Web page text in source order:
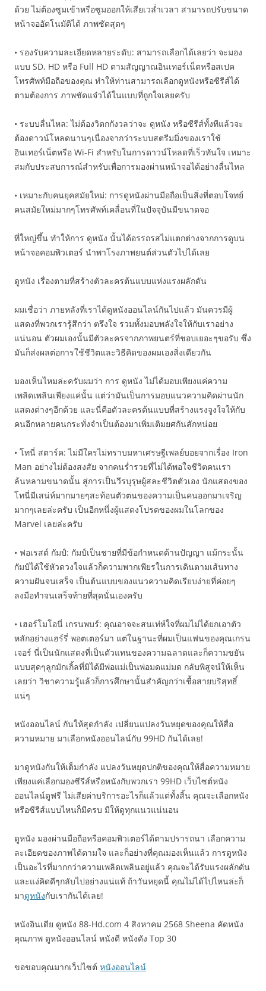
ด้วย ไม่ต้องซูมเข้าหรือซูมออกให้เสียเวล่ำเวลา สามารถปรับขนาด
หน้าจออัตโนมัติได้ ภาพชัดสุดๆ
• รองรับความละเอียดหลายระดับ: สามารถเลือกได้เลยว่า จะมอง
แบบ SD, HD หรือ Full HD ตามสัญญาณอินเทอร์เน็ตหรือสเปค
โทรศัพท์มือถือของคุณ ทำให้ท่านสามารถเลือกดูหนังหรือซีรีส์ได้
ตามต้องการ ภาพชัดแจ๋วได้ในแบบที่ถูกใจเลยครับ
• ระบบลื่นไหล: ไม่ต้องวิตกกังวลว่าจะ ดูหนัง หรือซีรีส์ทั้งทีแล้วจะ
ต้องดาวน์โหลดนานๆเนื่องจากว่าระบบสตรีมมิ่งของเราใช้
อินเทอร์เน็ตหรือ Wi-Fi สำหรับในการดาวน์โหลดที่เร็วทันใจ เหมาะ
สมกับประสบการณ์สำหรับเพื่อการมองผ่านหน้าจอได้อย่างลื่นไหล
• เหมาะกับคนยุคสมัยใหม่: การดูหนังผ่านมือถือเป็นสิ่งที่ตอบโจทย์
คนสมัยใหม่มากๆโทรศัพท์เคลื่อนที่ในปัจจุบันมีขนาดจอ
ที่ใหญ่ขึ้น ทำให้การ ดูหนัง นั้นได้อรรถรสไม่แตกต่างจากการดูบน
หน้าจอคอมพิวเตอร์ นำพาโรงภาพยนต์ส่วนตัวไปได้เลย
ดูหนัง เรื่องตามที่สร้างตัวละครต้นแบบแห่งแรงผลักดัน
ผมเชื่อว่า ภายหลังที่เราได้ดูหนังออนไลน์กันไปแล้ว มันควรมีผู้
แสดงที่พวกเรารู้สึกว่า ตรึงใจ รวมทั้งมอบพลังใจให้กับเราอย่าง
แน่นอน ตัวผมเองนั้นมีตัวละครจากภาพยนตร์ที่ชอบเยอะๆขอรับ ซึ่ง
มันก็ส่งผลต่อการใช้ชีวิตและวิธีคิดของผมเองสิ่งเดียวกัน
มองเห็นไหมล่ะครับผมว่า การ ดูหนัง ไม่ได้มอบเพียงแค่ความ
เพลิดเพลินเพียงแค่นั้น แต่ว่ามันเป็นการมอบแนวความคิดผ่านนัก
แสดงต่างๆอีกด้วย และนี่คือตัวละครต้นแบบที่สร้างแรงจูงใจให้กับ
คนอีกหลายคนกระทั่งจำเป็นต้องมาเพิ่มเติมยศกันสักหน่อย
• โทนี่ สตาร์ค: ไม่มีใครไม่ทราบมหาเศรษฐีเพลย์บอยจากเรื่อง Iron
Man อย่างไม่ต้องสงสัย จากคนร่ำรวยที่ไม่ได้พอใจชีวิตคนเรา
ล้นหลามขนาดนั้น สู่การเป็นวีรบุรุษผู้สละชีวิตตัวเอง นักแสดงของ
โทนี่มีเสน่ห์มากมายๆสะท้อนตัวตนของความเป็นคนออกมาเจริญ
มากๆเลยล่ะครับ เป็นอีกหนึ่งผู้แสดงโปรดของผมในโลกของ
Marvel เลยล่ะครับ
• ฟอเรสต์ กัมป์: กัมป์เป็นชายที่มีข้อกำหนดด้านปัญญา แม้กระนั้น
กัมป์ได้ใช้หัวดวงใจแล้วก็ความพากเพียรในการเดินตามเส้นทาง
ความฝันจนเสร็จ เป็นต้นแบบของแนวความคิดเรียบง่ายที่ค่อยๆ
ลงมือทำจนเสร็จท้ายที่สุดนั่นเองครับ
• เฮอร์โมโอนี่ เกรนพบร์: คุณอาจจะสนเท่ห์ใจที่ผมไม่ได้ยกเอาตัว
หลักอย่างแฮร์รี่ พอตเตอร์มา แต่ในฐานะที่ผมเป็นแฟนของคุณเกรน
เจอร์ นี่เป็นนักแสดงที่เป็นตัวแทนของความฉลาดและก็ความขยัน
แบบสุดๆลูกมักเกิ้ลที่มิได้มีพ่อแม่เป็นพ่อมดแม่มด กลับพิสูจน์ให้เห็น
เลยว่า วิชาความรู้แล้วก็การศึกษานั้นสำคัญกว่าเชื้อสายบริสุทธิ์
แน่ๆ
หนังออนไลน์ กันให้สุดกำลัง เปลี่ยนแปลงวันหยุดของคุณให้สื่อ
ความหมาย มาเลือกหนังออนไลน์กับ 99HD กันได้เลย!
มาดูหนังกันให้เต็มกำลัง แปลงวันหยุดปกติของคุณให้สื่อความหมาย
เพียงแค่เลือกมองซีรีส์หรือหนังกับพวกเรา 99HD เว็บไซต์หนัง
ออนไลน์ดูฟรี ไม่เสียค่าบริการอะไรก็แล้วแต่ทั้งสิ้น คุณจะเลือกหนัง
หรือซีรีส์แบบไหนก็มีครบ มีให้ดูทุกแนวแน่นอน
ดูหนัง มองผ่านมือถือหรือคอมพิวเตอร์ได้ตามปรารถนา เลือกความ
ละเอียดของภาพได้ตามใจ และก็อย่างที่คุณมองเห็นแล้ว การดูหนัง
เป็นอะไรที่มากกว่าความเพลิดเพลินอยู่แล้ว คุณจะได้รับแรงผลักดัน
และแง่คิดดีๆกลับไปอย่างแน่แท้ ถ้าวันหยุดนี้ คุณไม่ได้ไปไหนล่ะก็
มาดูหนังกับเรากันได้เลย!
หนังอินเดีย ดูหนัง 88-Hd.com 4 สิงหาคม 2568 Sheena คัดหนัง
คุณภาพ ดูหนังออนไลน์ หนังดี หนังดัง Top 30
ขอขอบคุณมากเว็ปไซต์ หนังออนไลน์